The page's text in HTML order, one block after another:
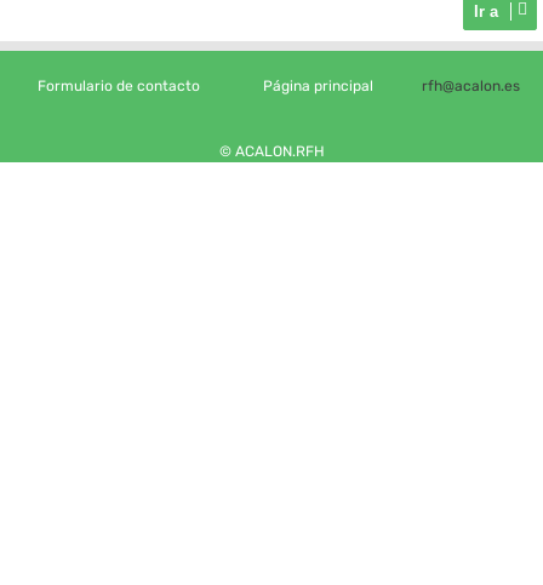
Ir a
Formulario de contacto Página principal rfh@acalon.es
© ACALON.RFH